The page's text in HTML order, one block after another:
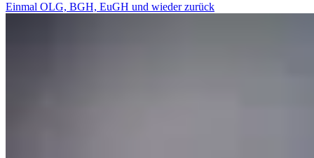
Einmal OLG, BGH, EuGH und wieder zurück